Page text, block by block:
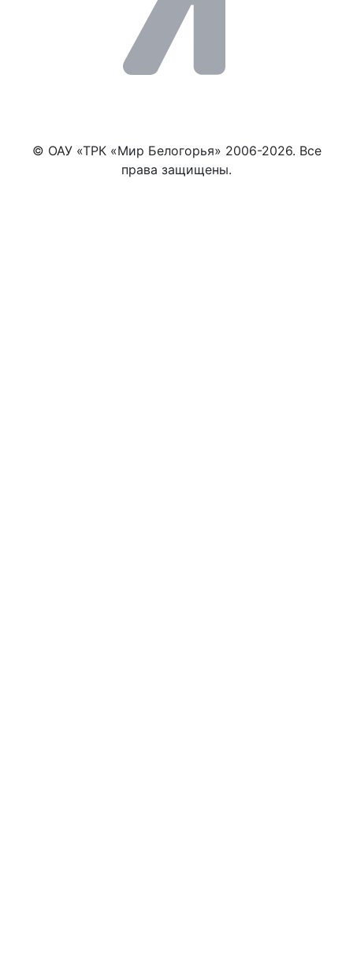
© ОАУ «ТРК «Мир Белогорья» 2006-2026. Все
права защищены.